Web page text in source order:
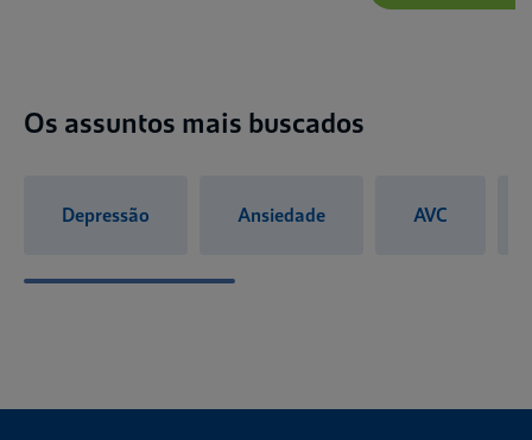
Os assuntos mais buscados
Depressão Ansiedade AVC